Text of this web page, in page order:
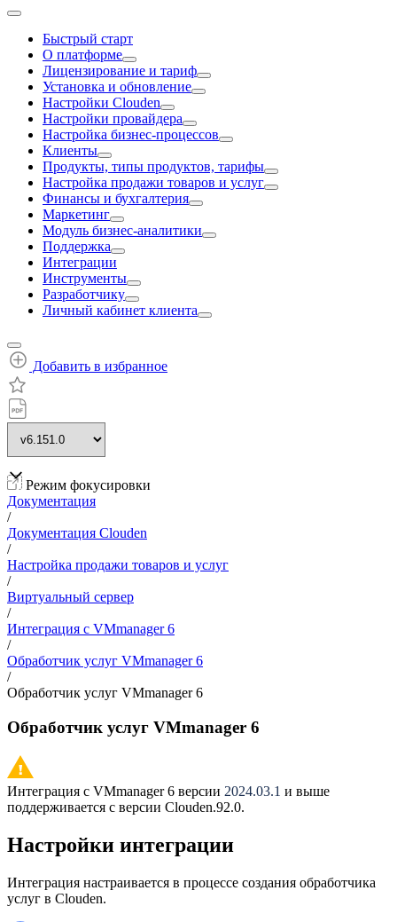
Быстрый старт
О платформе
Лицензирование и тариф
Установка и обновление
Настройки Clouden
Настройки провайдера
Настройка бизнес-процессов
Клиенты
Продукты, типы продуктов, тарифы
Настройка продажи товаров и услуг
Финансы и бухгалтерия
Маркетинг
Модуль бизнес-аналитики
Поддержка
Интеграции
Инструменты
Разработчику
Личный кабинет клиента
Добавить в избранное
Режим фокусировки
Документация
/
Документация Clouden
/
Настройка продажи товаров и услуг
/
Виртуальный сервер
/
Интеграция с VMmanager 6
/
Обработчик услуг VMmanager 6
/
Обработчик услуг VMmanager 6
Обработчик услуг VMmanager 6
Интеграция с VMmanager 6 версии 2024.03.1 и выше
поддерживается с версии Clouden.92.0.
Настройки интеграции
Интеграция настраивается в процессе создания обработчика
услуг в Clouden.